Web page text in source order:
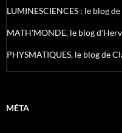
LUMINESCIENCES : le blog
MATH'MONDE, le blog
PHYSMATIQUES, le blog de
MÉTA